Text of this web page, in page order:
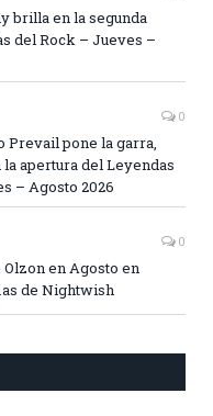
brilla en la segunda
del Rock – Jueves –
0
Prevail pone la garra,
la apertura del Leyendas
– Agosto 2026
0
en Agosto en
de Nightwish